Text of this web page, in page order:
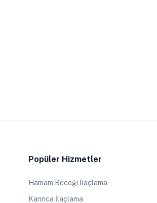
Popüler Hizmetler
Hamam Böceği İlaçlama
Karınca İlaçlama